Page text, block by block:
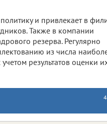
и привлекает в
Также в компании
резерва. Регулярно
из числа
результатов оценки